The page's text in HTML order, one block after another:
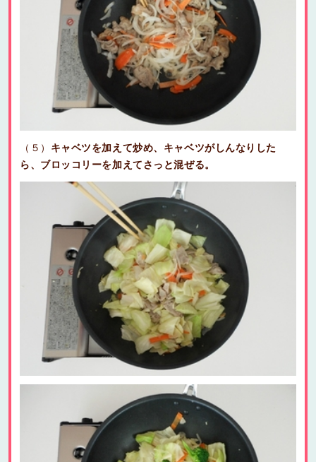
（５） キャベツを加えて炒め、キャベツがしんなりした
ら、ブロッコリーを加えてさっと混ぜる。